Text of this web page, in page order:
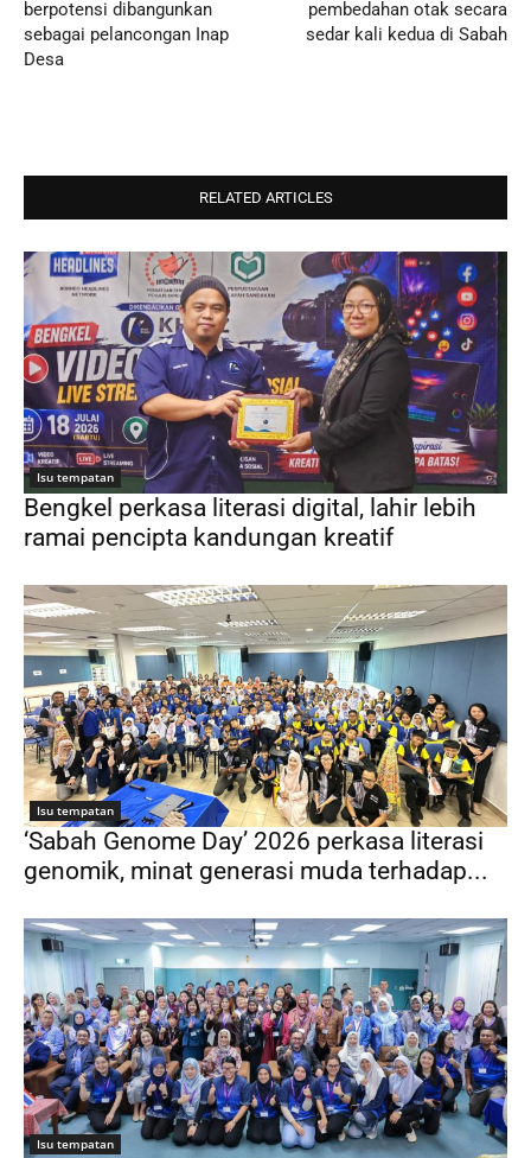
berpotensi dibangunkan
sebagai pelancongan Inap
Desa
pembedahan otak secara
sedar kali kedua di Sabah
RELATED ARTICLES
Isu tempatan
Bengkel perkasa literasi digital, lahir lebih
ramai pencipta kandungan kreatif
Isu tempatan
‘Sabah Genome Day’ 2026 perkasa literasi
genomik, minat generasi muda terhadap...
Isu tempatan